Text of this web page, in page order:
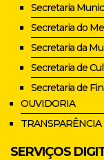
Secretaria
Secretaria do
Secretaria da
Secretaria de
Secretaria de
OUVIDORIA
TRANSPARÊNCIA
SERVIÇOS